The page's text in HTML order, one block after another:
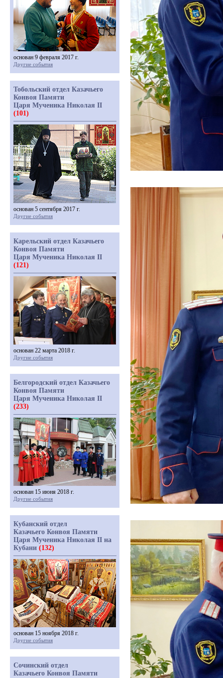
основан 9 февраля 2017 г.
Другие события
Тобольский отдел Казачьего
Конвоя Памяти
Царя Мученика Николая II
(101)
основан 5 сентября 2017 г.
Другие события
Карельский отдел Казачьего
Конвоя Памяти
Царя Мученика Николая II
(121)
основан 22 марта 2018 г.
Другие события
Белгородский отдел Казачьего
Конвоя Памяти
Царя Мученика Николая II
(233)
основан 15 июня 2018 г.
Другие события
Кубанский отдел
Казачьего Конвоя Памяти
Царя Мученика Николая II на
Кубани (132)
основан 15 ноября 2018 г.
Другие события
Сочинский отдел
Казачьего Конвоя Памяти